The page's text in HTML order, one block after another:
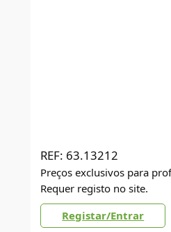
REF: 63.13212
Preços exclusivos para
Requer registo no site.
Registar/Entrar